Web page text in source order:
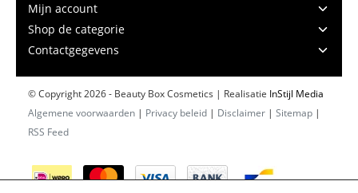
Mijn account
Shop de categorie
Contactgegevens
© Copyright 2026 - Beauty Box Cosmetics | Realisatie InStijl Media
Algemene voorwaarden | Privacy beleid | Disclaimer | Sitemap |
RSS Feed